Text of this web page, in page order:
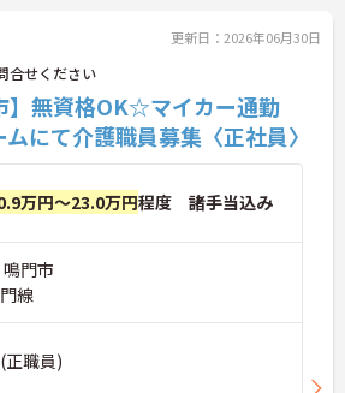
更新日：2026年06月30日
せください
】無資格OK☆マイカー通勤
にて介護職員募集〈正社員〉
万円～23.0万円程度 諸手当込み
門市
線
正職員)